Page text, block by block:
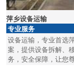
萍乡设备运输
专业服务
设备运输，专业首选
案，提供设备拆解、
务，安全保障，让您